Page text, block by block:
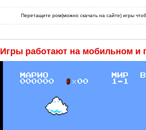
Перетащите ром(можно скачать на сайте) игры
Игры работают на мобильном и